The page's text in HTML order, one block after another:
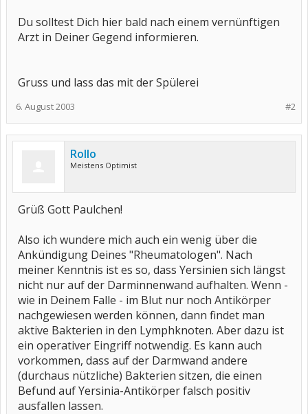
Du solltest Dich hier bald nach einem vernünftigen
Arzt in Deiner Gegend informieren.
Gruss und lass das mit der Spülerei
#2
6. August 2003
Rollo
Meistens Optimist
Grüß Gott Paulchen!
Also ich wundere mich auch ein wenig über die
Ankündigung Deines "Rheumatologen". Nach
meiner Kenntnis ist es so, dass Yersinien sich längst
nicht nur auf der Darminnenwand aufhalten. Wenn -
wie in Deinem Falle - im Blut nur noch Antikörper
nachgewiesen werden können, dann findet man
aktive Bakterien in den Lymphknoten. Aber dazu ist
ein operativer Eingriff notwendig. Es kann auch
vorkommen, dass auf der Darmwand andere
(durchaus nützliche) Bakterien sitzen, die einen
Befund auf Yersinia-Antikörper falsch positiv
ausfallen lassen.